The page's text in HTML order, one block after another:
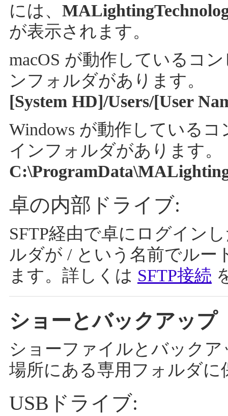
には、
が表示されます。
macOS が動作しているコ
ンフォルダがあります。
[System HD]/Users/[User
Windows が動作している
インフォルダがあります。
卓の内部ドライブ:
SFTP経由で卓にログイン
ルダが / という名前でルー
ます。詳しくは SFTP接続
ショーとバックアップ
ショーファイルとバック
場所にある専用フォルダに
USBドライブ: